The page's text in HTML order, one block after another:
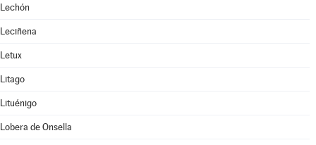
Lechón
Leciñena
Letux
Litago
Lituénigo
Lobera de Onsella